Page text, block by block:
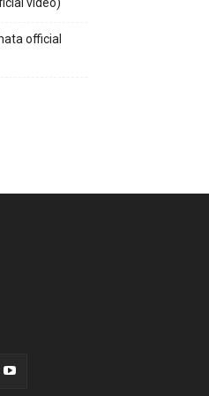
video)
official